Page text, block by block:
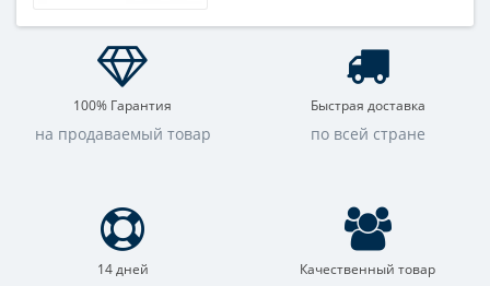
100% Гарантия
на продаваемый товар
Быстрая доставка
по всей стране
14 дней Качественный товар